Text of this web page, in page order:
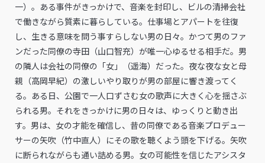
一）。ある事件がきっかけで、音楽を封印し、ビルの清掃会社
で働きながら質素に暮らしている。仕事場とアパートを往復
し、生きる意味を問う事すらしない男の日々。かつて男のファ
ンだった同僚の寺田（山口智充）が唯一心ゆるせる相手だ。男
の隣人は会社の同僚の「女」（遥海）だった。夜な夜な女と母
親（高岡早紀）の激しいやり取りが男の部屋に響き渡ってく
る。ある日、公園で一人口ずさむ女の歌声に大きく心を揺さぶ
られる男。それをきっかけに男の日々は、ゆっくりと動き出
す。男は、女の才能を確信し、昔の同僚である音楽プロデュー
サーの矢吹（竹中直人）にその歌を聴くよう頭を下げる。矢吹
に断られながらも通い詰める男。女の可能性を信じたアシスタ